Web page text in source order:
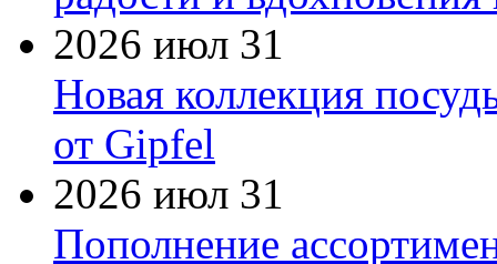
2026 июл 31
Новая коллекция
от Gipfel
2026 июл 31
Пополнение